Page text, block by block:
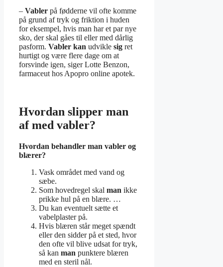
– Vabler på fødderne vil ofte komme
på grund af tryk og friktion i huden
for eksempel, hvis man har et par nye
sko, der skal gåes til eller med dårlig
pasform. Vabler kan udvikle sig ret
hurtigt og være flere dage om at
forsvinde igen, siger Lotte Benzon,
farmaceut hos Apopro online apotek.
Hvordan slipper man
af med vabler?
Hvordan behandler man vabler og
blærer?
Vask området med vand og
sæbe.
Som hovedregel skal man ikke
prikke hul på en blære. …
Du kan eventuelt sætte et
vabelplaster på.
Hvis blæren står meget spændt
eller den sidder på et sted, hvor
den ofte vil blive udsat for tryk,
så kan man punktere blæren
med en steril nål.